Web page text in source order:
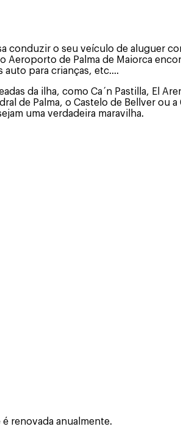
conduzir o seu veículo de aluguer
Aeroporto de Palma de Maiorca
auto para crianças, etc.…
da ilha, como Ca´n Pastilla, El
de Palma, o Castelo de Bellver ou
uma verdadeira maravilha.
renovada anualmente.